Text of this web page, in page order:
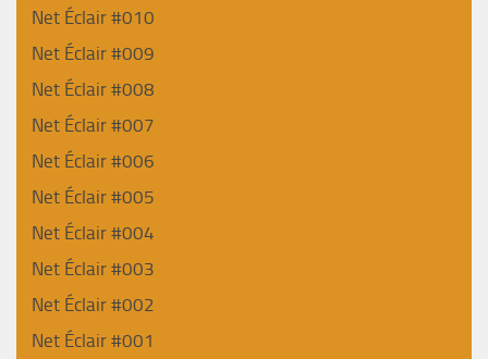
Net Éclair #010
Net Éclair #009
Net Éclair #008
Net Éclair #007
Net Éclair #006
Net Éclair #005
Net Éclair #004
Net Éclair #003
Net Éclair #002
Net Éclair #001